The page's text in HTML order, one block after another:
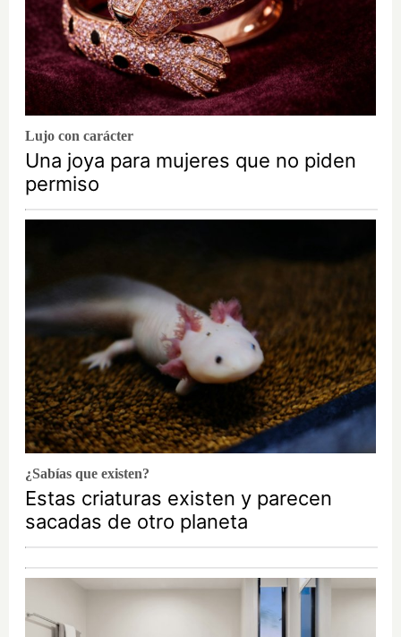
Lujo con carácter
Una joya para mujeres que no piden
permiso
¿Sabías que existen?
Estas criaturas existen y parecen
sacadas de otro planeta